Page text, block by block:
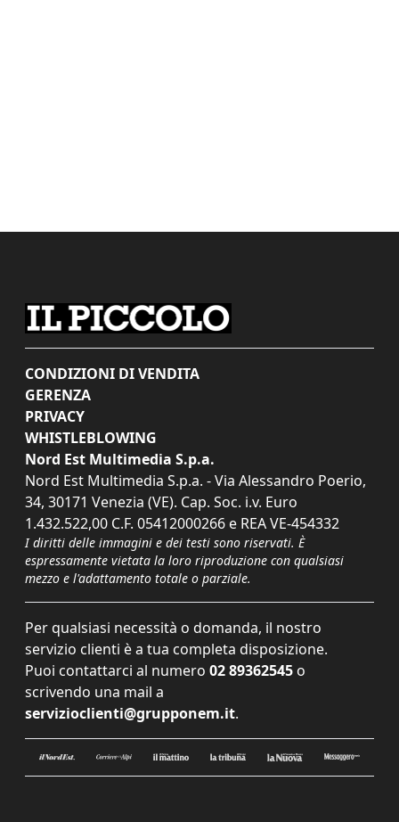
CONDIZIONI DI VENDITA
GERENZA
PRIVACY
WHISTLEBLOWING
Nord Est Multimedia S.p.a.
Nord Est Multimedia S.p.a. - Via Alessandro Poerio,
34, 30171 Venezia (VE). Cap. Soc. i.v. Euro
1.432.522,00 C.F. 05412000266 e REA VE-454332
I diritti delle immagini e dei testi sono riservati. È
espressamente vietata la loro riproduzione con qualsiasi
mezzo e l'adattamento totale o parziale.
Per qualsiasi necessità o domanda, il nostro
servizio clienti è a tua completa disposizione.
Puoi contattarci al numero 02 89362545 o
scrivendo una mail a
servizioclienti@grupponem.it.